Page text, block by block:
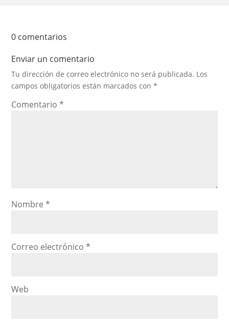
0 comentarios
Enviar un comentario
Tu dirección de correo electrónico no será publicada. Los
campos obligatorios están marcados con*
Comentario*
Nombre*
Correo electrónico*
Web